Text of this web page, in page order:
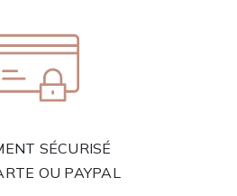
SÉCURISÉ
OU PAYPAL